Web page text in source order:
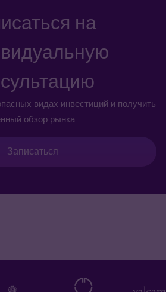
на
видах инвестиций и получить
обзор рынка
Записаться